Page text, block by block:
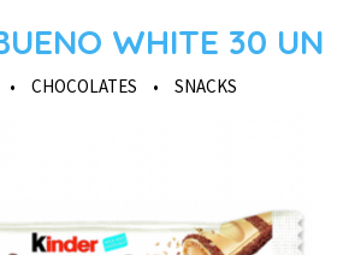
WHITE 30 UN
• CHOCOLATES • SNACKS